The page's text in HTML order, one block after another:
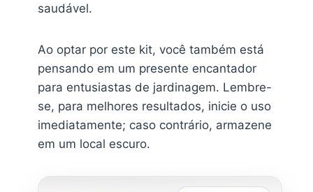
saudável.
Ao optar por este kit, você também está
pensando em um presente encantador
para entusiastas de jardinagem. Lembre-
se, para melhores resultados, inicie o uso
imediatamente; caso contrário, armazene
em um local escuro.